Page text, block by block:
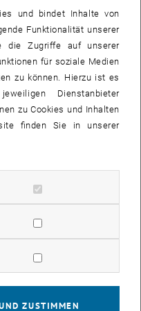
, öffnet in
YOUTUBE VIDEO "MSC
Christina Huber
Affairs (ETIA) in 2020. In
to broaden her horizon
und bindet Inhalte von
Funktionalität unserer
die Zugriffe auf unserer
für soziale Medien
zu können. Hierzu ist es
Dienstanbieter
zu Cookies und Inhalten
finden Sie in unserer
Cookies zulassen
Cookies zulassen
Cookies zulassen
ZUSTIMMEN